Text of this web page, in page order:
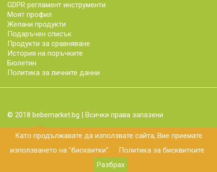
Като продължавате да използвате сайта, Вие приемате
използването на "бисквитки".
Политика за бисквитките
Разбрах
GDPR регламент инструменти
Моят профил
Желани продукти
Подаръчен списък
Продукти за сравняване
История на поръчките
Бюлетин
Политика за личните данни
© 2018 bebemarket.bg | Всички права запазени